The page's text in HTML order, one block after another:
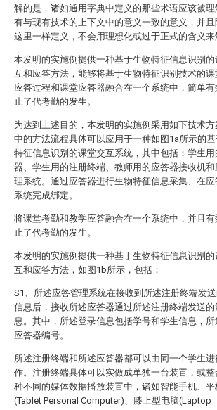
解的是，诸如通用字典中定义的那些术语应该被理
有与现有技术的上下文中的意义一致的意义，并且
这里一样定义，不会用理想化或过于正式的含义来
本发明的实施例提供一种基于生物特征信息识别的
互和应答方法，能够将基于生物特征识别技术的课
应答过程和课堂应答器融合在一个系统中，简单
止了代考勤的发生。
为达到上述目的，本发明的实施例采用如下技术
中的方法流程具体可以应用于一种如图1a所示的
特征信息识别的课堂交互系统，其中包括：学生用
器、学生用的注册终端、教师用的应答器接收机和
理系统。通过应答器进行生物特征信息采集、在应
系统完成绑定。
将课堂考勤和教学应答融合在一个系统中，并且有
止了代考勤的发生。
本发明的实施例提供一种基于生物特征信息识别的
互和应答方法，如图1b所示，包括：
S1、所述应答管理系统在接收到所述注册终端发
信息后，接收所述应答器通过所述注册终端发送的
息。其中，所述登录信息包括学号和学生信息，所
应答器编号。
所述注册终端和所述应答器都可以由同一个学生进
作。注册终端具体可以实做成单独一台装置，或整
种不同的媒体数据播放装置中，诸如智能手机、平
(Tablet Personal Computer)、膝上型电脑(Laptop